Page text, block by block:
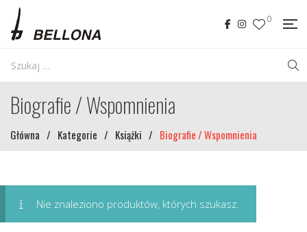
0
Biografie / Wspomnienia
Główna / Kategorie / Książki / Biografie / Wspomnienia
Nie znaleziono produktów, których szukasz.